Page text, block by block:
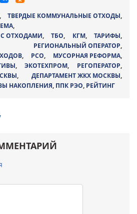
, ТВЕРДЫЕ КОММУНАЛЬНЫЕ ОТХОДЫ,
,
ОТХОДАМИ,ТБО, КГМ,ТАРИФЫ,
РЕГИОНАЛЬНЫЙ ОПЕРАТОР,
, РСО, МУСОРНАЯ РЕФОРМА,
,ЭКОТЕХПРОМ, РЕГОПЕРАТОР,
, ДЕПАРТАМЕНТ ЖКХ МОСКВЫ,
НАКОПЛЕНИЯ, ППК РЭО, РЕЙТИНГ